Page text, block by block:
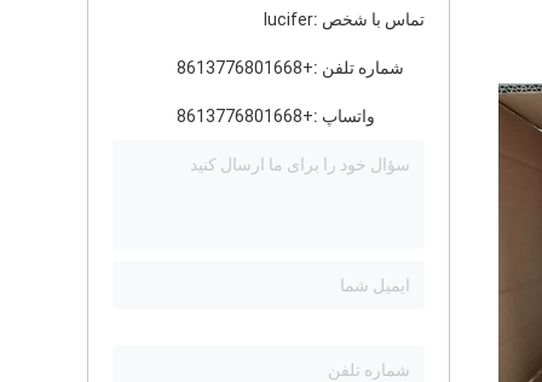
تماس با شخص :lucifer
شماره تلفن :+8613776801668
واتساپ :+8613776801668